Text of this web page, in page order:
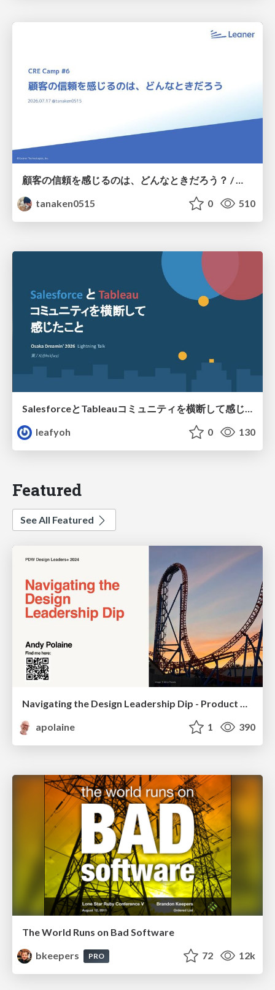
顧客の信頼を感じるのは、どんなときだろう？ / When do you feel a customer's trust?
tanaken0515
0 510
SalesforceとTableauコミュニティを横断して感じたこと（Osaka Dreamin）
leafyoh
0 130
Featured
See All Featured
apolaine
1 390
The World Runs on Bad Software
bkeepers
PRO 72 12k